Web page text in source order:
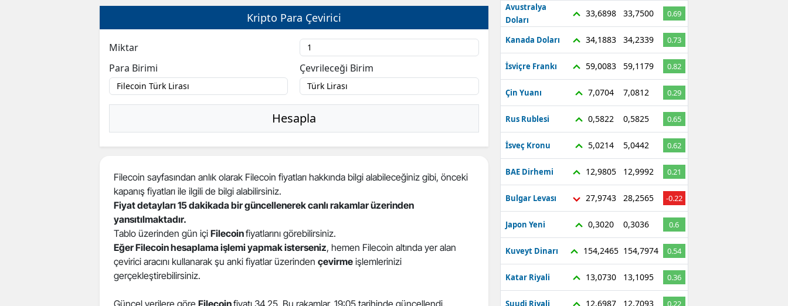
Burdur
Diyarbakır
Kripto Para Çevirici
Miktar
Para Birimi
Çevrileceği Birim
Hesapla
Filecoin sayfasından anlık olarak Filecoin fiyatları hakkında bilgi alabileceğiniz gibi, önceki
kapanış fiyatları ile ilgili de bilgi alabilirsiniz.
Fiyat detayları 15 dakikada bir güncellenerek canlı rakamlar üzerinden
yansıtılmaktadır.
Tablo üzerinden gün içi Filecoinfiyatlarını görebilirsiniz.
Eğer Filecoin hesaplama işlemi yapmak isterseniz, hemen Filecoin altında yer alan
çevirici aracını kullanarak şu anki fiyatlar üzerinden çevirme işlemlerinizi
gerçekleştirebilirsiniz.
Avustralya
Doları
33,6898 33,7500 0.69
Kanada Doları 34,1883 34,2339 0.73
İsviçre Frankı 59,0083 59,1179 0.82
Çin Yuanı 7,0704 7,0812 0.29
Rus Rublesi 0,5822 0,5825 0.65
İsveç Kronu 5,0214 5,0442 0.62
BAE Dirhemi 12,9805 12,9992 0.21
Bulgar Levası 27,9743 28,2565 -0.22
Japon Yeni 0,3020 0,3036 0.6
Kuveyt Dinarı 154,2465 154,7974 0.54
Katar Riyali 13,0730 13,1095 0.36
Suudi Riyali 12,6987 12,7093 0.22